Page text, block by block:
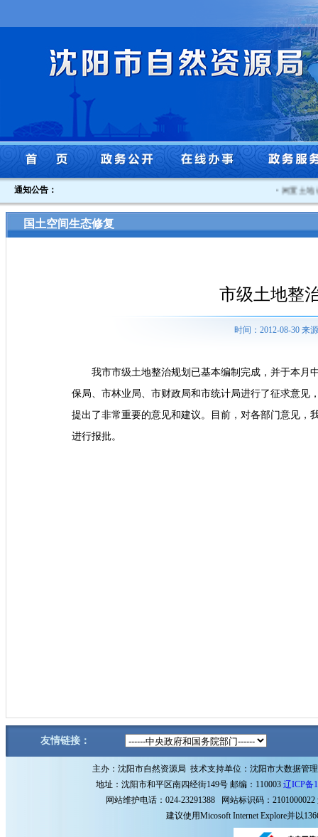
通知公告： 闲置土地
国土空间生态修复
市级土地整
时间：2012-08-30 来
我市市级土地整治规划已基本编制完成，并于本月
保局、市林业局、市财政局和市统计局进行了征求意见
提出了非常重要的意见和建议。目前，对各部门意见，
进行报批。
友情链接：
主办：沈阳市自然资源局 技术支持单位：沈阳市大数据管
地址：沈阳市和平区南四经街149号 邮编：110003 辽ICP备
网站维护电话：024-23291388 网站标识码：2101000022
建议使用Micosoft Internet Explore并以